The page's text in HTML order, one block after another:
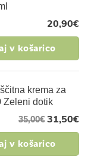
20,90€
v košarico
krema za
Zeleni dotik
31,50€
35,00€
v košarico